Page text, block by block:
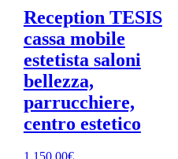
recente
Reception TESIS
cassa mobile
estetista saloni
bellezza,
parrucchiere,
centro estetico